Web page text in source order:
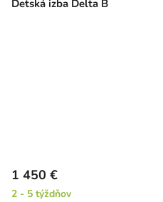
Detská izba Delta B
1 450 €
2 - 5 týždňov